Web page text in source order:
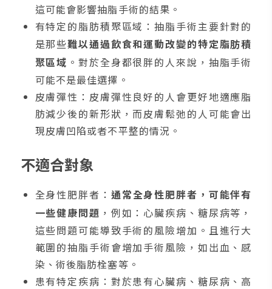
這可能會影響抽脂手術的結果。
有特定的脂肪積聚區域：抽脂手術主要針對的
是那些難以通過飲食和運動改變的特定脂肪積
聚區域 。對於全身都很胖的人來說，抽脂手術
可能不是最佳選擇。
皮膚彈性：皮膚彈性良好的人會更好地適應脂
肪減少後的新形狀，而皮膚鬆弛的人可能會出
現皮膚凹陷或者不平整的情況。
不適合對象
全身性肥胖者： 通常全身性肥胖者，可能伴有
一些健康問題 ，例如：心臟疾病、糖尿病等，
這些問題可能導致手術的風險增加。且進行大
範圍的抽脂手術會增加手術風險，如出血、感
染、術後脂肪栓塞等。
患有特定疾病：對於患有心臟病、糖尿病、高